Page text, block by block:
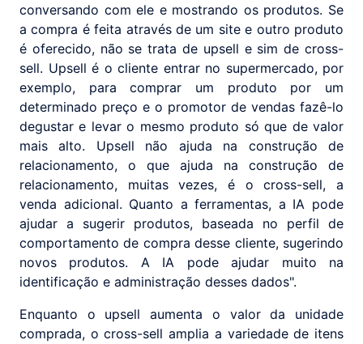
conversando com ele e mostrando os produtos. Se
a compra é feita através de um site e outro produto
é oferecido, não se trata de upsell e sim de cross-
sell. Upsell é o cliente entrar no supermercado, por
exemplo, para comprar um produto por um
determinado preço e o promotor de vendas fazê-lo
degustar e levar o mesmo produto só que de valor
mais alto. Upsell não ajuda na construção de
relacionamento, o que ajuda na construção de
relacionamento, muitas vezes, é o cross-sell, a
venda adicional. Quanto a ferramentas, a IA pode
ajudar a sugerir produtos, baseada no perfil de
comportamento de compra desse cliente, sugerindo
novos produtos. A IA pode ajudar muito na
identificação e administração desses dados".
Enquanto o upsell aumenta o valor da unidade
comprada, o cross-sell amplia a variedade de itens